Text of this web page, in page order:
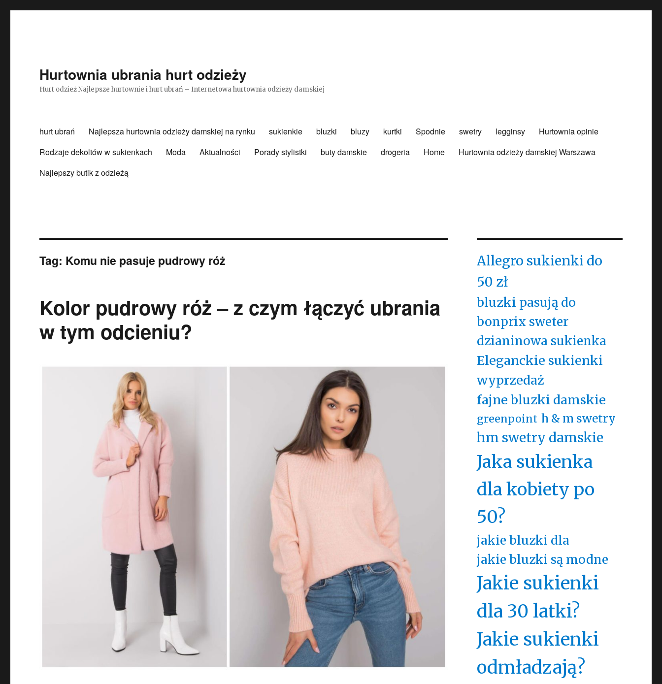
Hurtownia ubrania hurt odzieży
Hurt odzież Najlepsze hurtownie i hurt ubrań – Internetowa hurtownia odzieży damskiej
hurt ubrań Najlepsza hurtownia odzieży damskiej na rynku sukienkie bluzki bluzy kurtki Spodnie swetry legginsy
Hurtownia opinie
Rodzaje dekoltów w sukienkach
Moda Aktualności Porady stylistki buty damskie drogeria Home
Hurtownia odzieży damskiej Warszawa
Najlepszy butik z odzieżą
Tag: Komu nie pasuje pudrowy róż
Kolor pudrowy róż – z czym łączyć ubrania
w tym odcieniu?
Allegro sukienki do
50 zł
bluzki pasują do
bonprix sweter
dzianinowa sukienka
Eleganckie sukienki
wyprzedaż
fajne bluzki damskie
greenpoint h & m swetry
hm swetry damskie
Jaka sukienka
dla kobiety po
50?
jakie bluzki dla
jakie bluzki są modne
Jakie sukienki
dla 30 latki?
Jakie sukienki
odmładzają?